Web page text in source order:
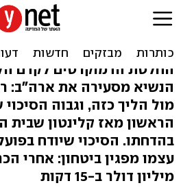
הרביעי
ההדחה של טראמפ
החלטת הדמוקרטים לקדם
מול הליך כזה, וגבוה
הראשון מאז קלינטון שבית
בהדחתו. הסיכוי שיודח
עצמו מפגין ביטחון: אחרי
מיליון דולר ב-15 דקות